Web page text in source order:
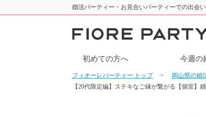
婚活パーティー・お見合いパーティーでの出会
初めての方へ 今週の
フィオーレパーティー トップ 岡山県の婚
【20代限定編】ステキなご縁が繋がる【個室】